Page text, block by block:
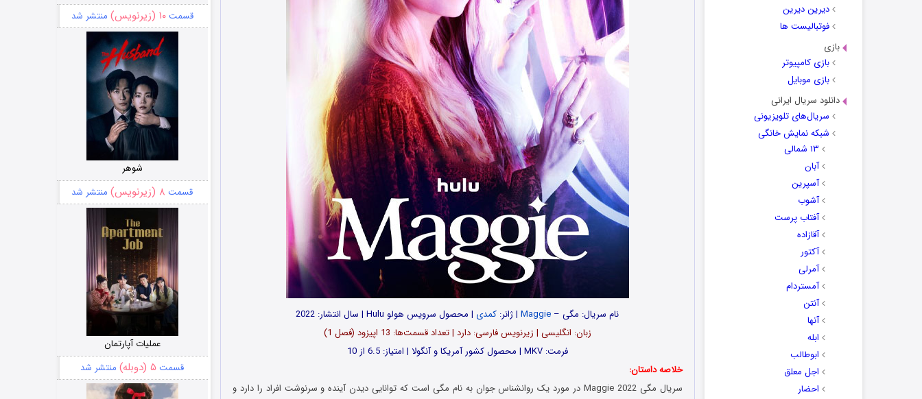
دیرین دیرین
فوتبالیست ها
بازی
بازی کامپیوتر
بازی موبایل
دانلود سریال ایرانی
سریال‌های تلویزیونی
شبکه نمایش خانگی
۱۳ شمالی
آبان
آسپرین
آشوب
آفتاب پرست
آقازاده
آکتور
آمرلی
آمستردام
آنتن
آنها
ابله
ابوطالب
اجل معلق
احضار
نام سریال: مگی – Maggie| ژانر: کمدی | محصول سرویس هولو Hulu | سال انتشار: 2022
زبان: انگلیسی | زیرنویس فارسی: دارد | تعداد قسمت‌‌‌ها: 13 اپیزود (فصل 1)
فرمت: MKV | محصول کشور آمریکا و آنگولا | امتیاز: 6.5 از 10
خلاصه داستان:
سریال مگی Maggie 2022 در مورد یک روانشناس جوان به نام مگی است که توانایی دیدن آینده و سرنوشت افراد را دارد و
قسمت۱۰ (زیرنویس) منتشر شد
شوهر
قسمت ۸ (زیرنویس) منتشر شد
عملیات آپارتمان
قسمت ۵ (دوبله) منتشر شد